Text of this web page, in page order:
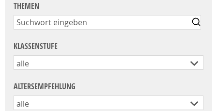
THEMEN
KLASSENSTUFE
alle
ALTERSEMPFEHLUNG
alle